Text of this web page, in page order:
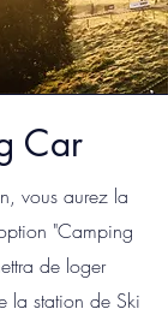
Car
vous aurez la
"Camping
de loger
la station de Ski